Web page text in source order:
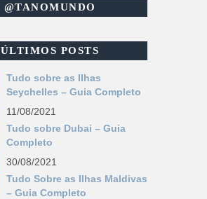
@TANOMUNDO
ÚLTIMOS POSTS
Tudo sobre as Ilhas
Seychelles – Guia Completo
11/08/2021
Tudo sobre Dubai – Guia
Completo
30/08/2021
Tudo Sobre as Ilhas Maldivas
– Guia Completo